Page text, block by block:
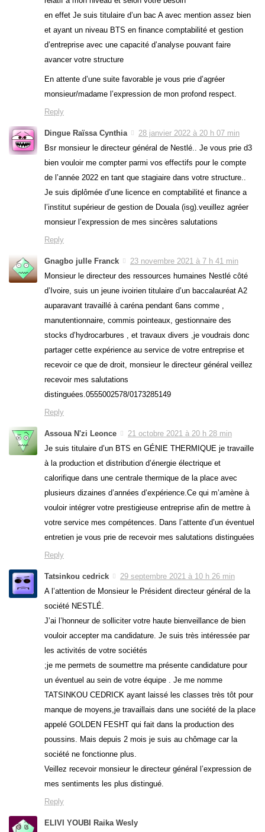
en effet Je suis titulaire d’un bac A avec mention assez bien
et ayant un niveau BTS en finance comptabilité et gestion
d’entreprise avec une capacité d’analyse pouvant faire
avancer votre structure
En attente d’une suite favorable je vous prie d’agréer
monsieur/madame l’expression de mon profond respect.
Reply
Dingue Raïssa Cynthia
28 janvier 2022 à 20 h 07 min
Bsr monsieur le directeur général de Nestlé.. Je vous prie d3
bien vouloir me compter parmi vos effectifs pour le compte
de l’année 2022 en tant que stagiaire dans votre structure..
Je suis diplômée d’une licence en comptabilité et finance a
l’institut supérieur de gestion de Douala (isg).veuillez agréer
monsieur l’expression de mes sincères salutations
Reply
Gnagbo julle Franck
23 novembre 2021 à 7 h 41 min
Monsieur le directeur des ressources humaines Nestlé côté
d’Ivoire, suis un jeune ivoirien titulaire d’un baccalauréat A2
auparavant travaillé à caréna pendant 6ans comme ,
manutentionnaire, commis pointeaux, gestionnaire des
stocks d’hydrocarbures , et travaux divers ,je voudrais donc
partager cette expérience au service de votre entreprise et
recevoir ce que de droit, monsieur le directeur général veillez
recevoir mes salutations
distinguées.0555002578/0173285149
Reply
Assoua N'zi Leonce
21 octobre 2021 à 20 h 28 min
Je suis titulaire d’un BTS en GÉNIE THERMIQUE je travaille
à la production et distribution d’énergie électrique et
calorifique dans une centrale thermique de la place avec
plusieurs dizaines d’années d’expérience.Ce qui m’amène à
vouloir intégrer votre prestigieuse entreprise afin de mettre à
votre service mes compétences. Dans l’attente d’un éventuel
entretien je vous prie de recevoir mes salutations distinguées
Reply
Tatsinkou cedrick
29 septembre 2021 à 10 h 26 min
A l’attention de Monsieur le Président directeur général de la
société NESTLÉ.
J’ai l’honneur de solliciter votre haute bienveillance de bien
vouloir accepter ma candidature. Je suis très intéressée par
les activités de votre sociétés
;je me permets de soumettre ma présente candidature pour
un éventuel au sein de votre équipe . Je me nomme
TATSINKOU CEDRICK ayant laissé les classes très tôt pour
manque de moyens,je travaillais dans une société de la place
appelé GOLDEN FESHT qui fait dans la production des
poussins. Mais depuis 2 mois je suis au chômage car la
société ne fonctionne plus.
Veillez recevoir monsieur le directeur général l’expression de
mes sentiments les plus distingué.
Reply
ELIVI YOUBI Raika Wesly